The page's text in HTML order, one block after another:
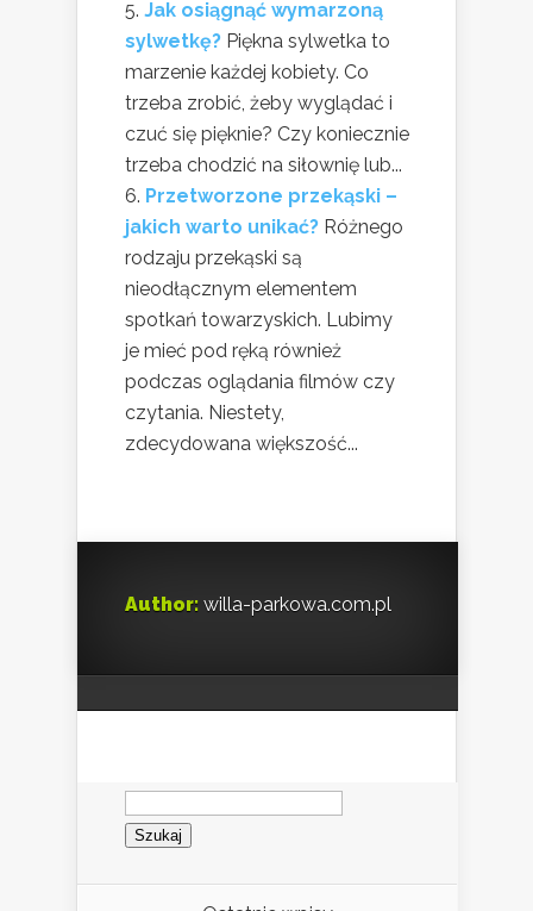
Jak osiągnąć wymarzoną
sylwetkę? Piękna sylwetka to
marzenie każdej kobiety. Co
trzeba zrobić, żeby wyglądać i
czuć się pięknie? Czy koniecznie
trzeba chodzić na siłownię lub...
Przetworzone przekąski –
jakich warto unikać? Różnego
rodzaju przekąski są
nieodłącznym elementem
spotkań towarzyskich. Lubimy
je mieć pod ręką również
podczas oglądania filmów czy
czytania. Niestety,
zdecydowana większość...
Author: willa-parkowa.com.pl
Szukaj: